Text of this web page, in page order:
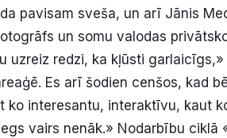
pavisam sveša, un arī Jānis
un somu valodas
uzreiz redzi, ka kļūsti garlaicīgs,»
Es arī šodien cenšos, kad
interesantu, interaktīvu, kaut
vairs nenāk.» Nodarbību ciklā